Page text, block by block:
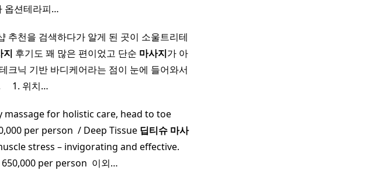
옵션테라피…
추천을 검색하다가 알게 된 곳이 소울트리테
지 후기도 꽤 많은 편이었고 단순 마사지가 아
크닉 기반 바디케어라는 점이 눈에 들어와서
1. 위치…
massage for holistic care, head to toe
per person ​ / Deep Tissue 딥티슈 마사
stress – invigorating and effective.
per person ​ 이외…